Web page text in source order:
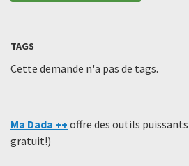
TAGS
Cette demande n'a pas de tags.
Ma Dada ++ offre des outils
gratuit!)